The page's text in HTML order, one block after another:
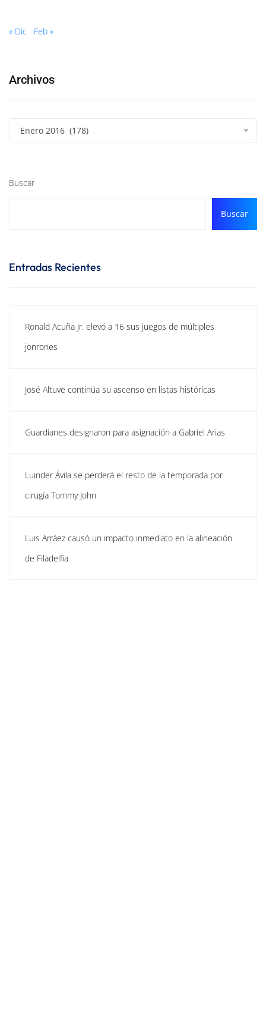
« Dic Feb »
Archivos
Enero 2016 (178)
Buscar
Buscar
Entradas Recientes
Ronald Acuña Jr. elevó a 16 sus juegos de múltiples
jonrones
José Altuve continúa su ascenso en listas históricas
Guardianes designaron para asignación a Gabriel Arias
Luinder Ávila se perderá el resto de la temporada por
cirugía Tommy John
Luis Arráez causó un impacto inmediato en la alineación
de Filadelfia